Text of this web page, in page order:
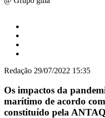
Redação 29/07/2022 15:35
Os impactos da
marítimo de acordo
constituído pela ANTAQ